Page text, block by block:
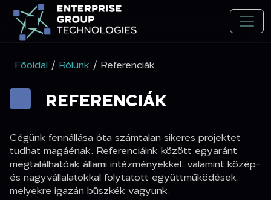
Főoldal / Rólunk / Referenciák
REFERENCIÁK
Cégünk fennállása óta számtalan sikeres projektet
tudhat magáénak. Referenciáink között egyaránt
megtalálhatóak állami intézményekkel, valamint közép-
és nagyvállalatokkal folytatott együttműködések,
melyekre igazán büszkék vagyunk.